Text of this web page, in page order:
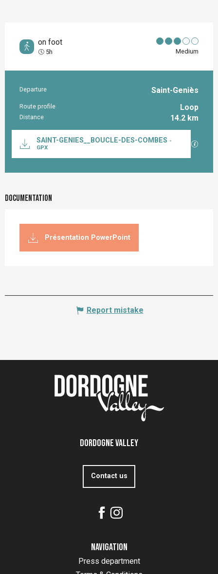
on foot
5h Medium
Practical information
Departure Saint-Geniès
Route profile Loop
Distance 14.2 km
Documentation
SAINT-GENIES__BOUCLE-DES-COMBES -
GPX
GPX /
Documentation
Présentation PowerPoint
Report mistake
Dordogne Valley
Contact us
Navigation
Press department